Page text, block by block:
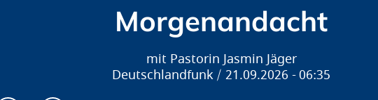
Morgenandacht
Pastorin Jasmin Jäger
Deutschlandfunk
21.09.2026 06:35